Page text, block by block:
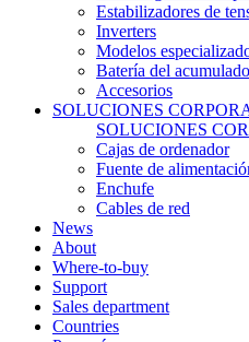
Estabilizadores de
Inverters
Modelos
Batería del
Accesorios
SOLUCIONES
SOLUCIONES
Cajas de ordenador
Fuente de
Enchufe
Cables de red
News
About
Where-to-buy
Support
Sales department
Countries